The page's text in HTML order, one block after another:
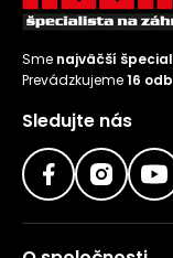
Sme najväčší
Prevádzkujeme16
Sledujte nás